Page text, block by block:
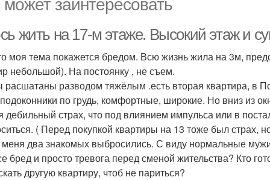
жить на 17-м этаже. Высокий этаж и
моя тема покажется бредом. Всю жизнь жила на 3м,
небольшой). На постоянку , не съем.
разводом тяжёлым .есть вторая квартира, в
по грудь, комфортные, широкие. Но вниз из
дебильный страх, что под влиянием импульса или в
( Перед покупкой квартиры на 13 тоже был страх,
два знакомых выбросились. С виду нормальные
бред и просто тревога перед сменой жительства? Кто
другую квартиру, чтоб не париться?